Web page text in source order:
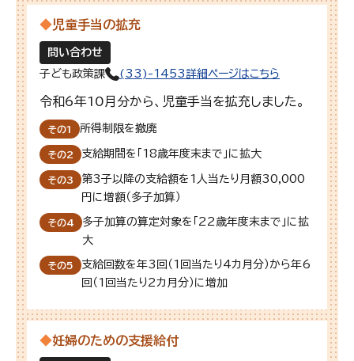
◆児童手当の拡充
問い合わせ
子ども政策課
(33)-1453詳細ページはこちら
令和6年10月分から、児童手当を拡充しました。
その1 所得制限を撤廃
その2 支給期間を「18歳年度末まで」に拡大
その3
第3子以降の支給額を1人当たり月額30,000
円に増額（多子加算）
その4
多子加算の算定対象を「22歳年度末まで」に拡
大
その5
支給回数を年3回（1回当たり4カ月分）から年6
回（1回当たり2カ月分）に増加
◆妊婦のための支援給付